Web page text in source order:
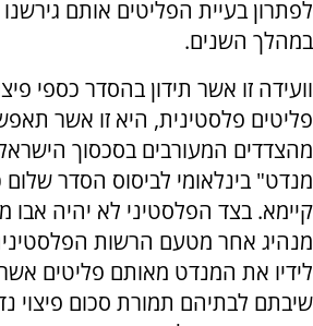
לפתרון בעיית הפליטים אותם
במהלך השנים.
וועידה זו אשר תידון בהסדר כספי
פליטים פלסטינית, היא זו אשר
מהצדדים המעורבים בסכסוך
מנדט" בינלאומי לביסוס הסדר שלום
קיימא. בצד הפלסטיני לא יהיה אבו
מנהיג אחר מטעם הרשות
לידיו את המנדט מאותם פליטים אשר
שיבתם לבתיהם תמורת סכום פיצוי